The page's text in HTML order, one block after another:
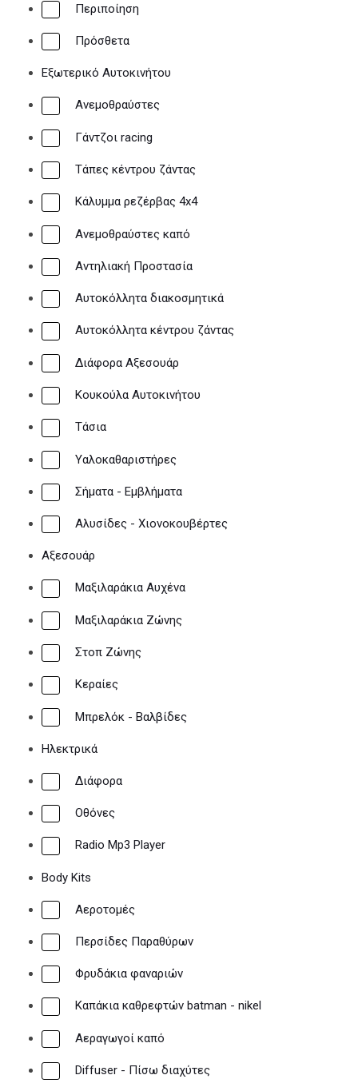
Περιποίηση
Πρόσθετα
Εξωτερικό Αυτοκινήτου
Ανεμοθραύστες
Γάντζοι racing
Τάπες κέντρου ζάντας
Κάλυμμα ρεζέρβας 4x4
Ανεμοθραύστες καπό
Αντηλιακή Προστασία
Αυτοκόλλητα διακοσμητικά
Αυτοκόλλητα κέντρου ζάντας
Διάφορα Αξεσουάρ
Κουκούλα Αυτοκινήτου
Τάσια
Υαλοκαθαριστήρες
Σήματα - Εμβλήματα
Αλυσίδες - Χιονοκουβέρτες
Αξεσουάρ
Μαξιλαράκια Αυχένα
Μαξιλαράκια Ζώνης
Στοπ Ζώνης
Κεραίες
Μπρελόκ - Βαλβίδες
Ηλεκτρικά
Διάφορα
Οθόνες
Radio Mp3 Player
Body Kits
Αεροτομές
Περσίδες Παραθύρων
Φρυδάκια φαναριών
Καπάκια καθρεφτών batman - nikel
Αεραγωγοί καπό
Diffuser - Πίσω διαχύτες